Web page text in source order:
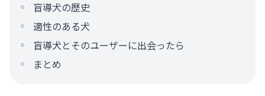
盲導犬の歴史
適性のある犬
盲導犬とそのユーザーに出会ったら
まとめ